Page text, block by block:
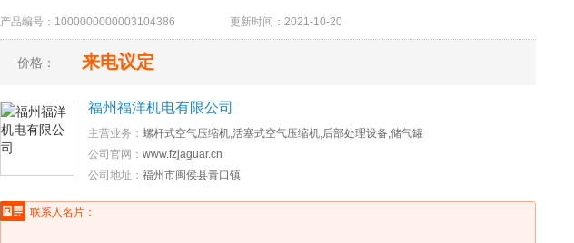
产品编号：1000000000003104386 更新时间：2021-10-20
价格： 来电议定
福州福洋机电有限公司
主营业务： 螺杆式空气压缩机,活塞式空气压缩机,后部处理设备,储气罐
公司官网： www.fzjaguar.cn
公司地址： 福州市闽侯县青口镇
联系人名片：